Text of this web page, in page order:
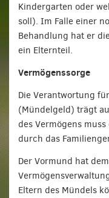
Kindergarten oder
soll). Im Falle einer
Behandlung hat er
ein Elternteil.
Vermögenssorge
Die Verantwortung
(Mündelgeld) trägt
des Vermögens
durch das
Der Vormund hat
Eltern des Mündels